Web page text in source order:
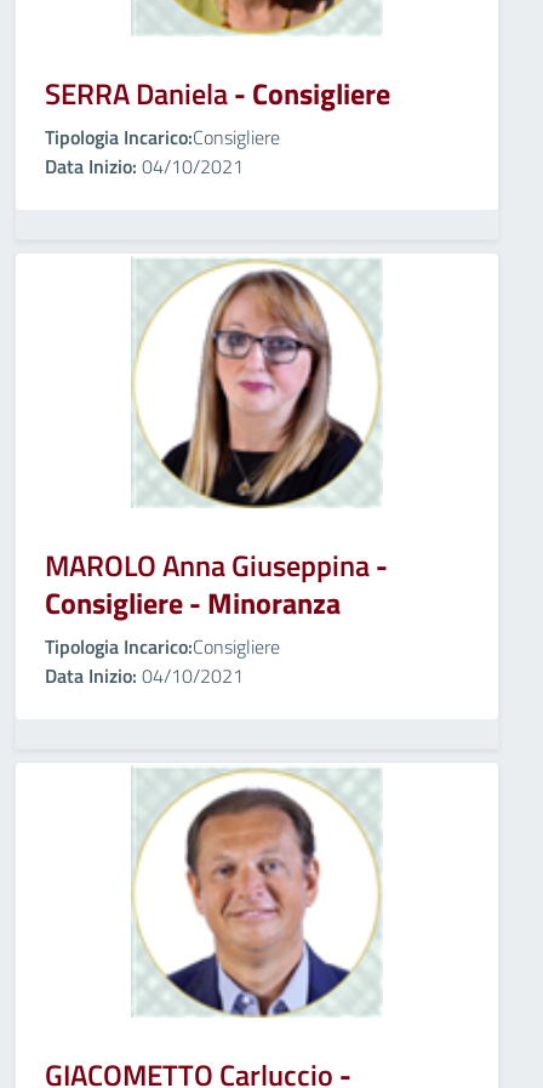
SERRA Daniela- Consigliere
Tipologia Incarico:Consigliere
Data Inizio: 04/10/2021
MAROLO Anna Giuseppina-
Consigliere - Minoranza
Tipologia Incarico:Consigliere
Data Inizio: 04/10/2021
GIACOMETTO Carluccio-